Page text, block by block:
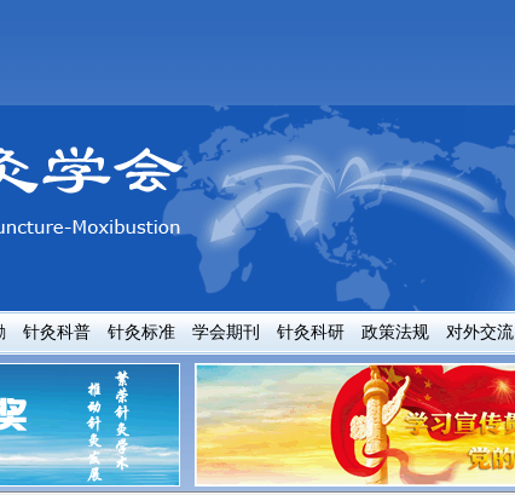
针灸科普 针灸标准 学会期刊 针灸科研 政策法规 对外交流